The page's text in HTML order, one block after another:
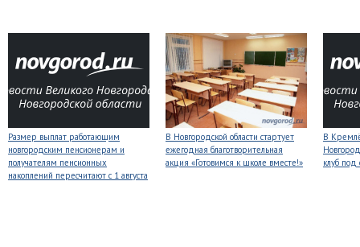
Размер выплат работающим
новгородским пенсионерам и
получателям пенсионных
накоплений пересчитают с 1 августа
В Новгородской области стартует
ежегодная благотворительная
акция «Готовимся к школе вместе!»
В
клуб